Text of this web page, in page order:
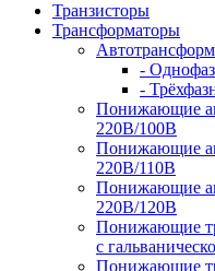
Транзисторы
Трансформаторы
-
-
Понижающие
220В/100В
Понижающие
220В/110В
Понижающие
220В/120В
Понижающие
с
Понижающие